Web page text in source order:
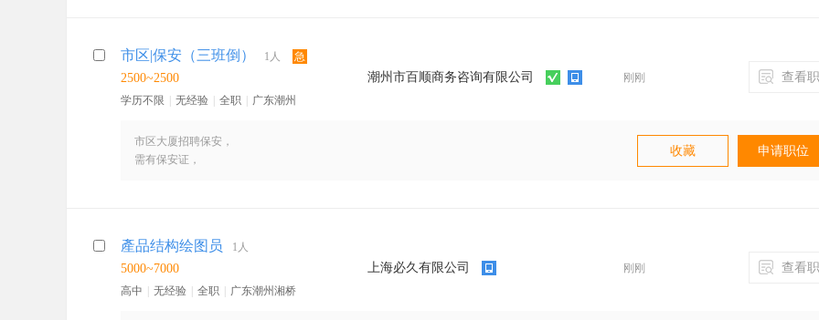
2.责任心强，工作认真负责，部门协调性强
需上夜班
*提供午休食宿，缴纳社保
*有陶瓷制造业工作经验者优先，工作地点在意溪，家住附近者优先！
市区|保安（三班倒） 1人 急
2500~2500
学历不限 无经验 全职 广东潮州
潮州市百顺商务咨询有限公司 刚刚 查看
市区大厦招聘保安，
需有保安证，
工资2500
收藏 申请职位
產品结构绘图员 1人
5000~7000
高中 无经验 全职 广东潮州湘桥
上海必久有限公司 刚刚 查看